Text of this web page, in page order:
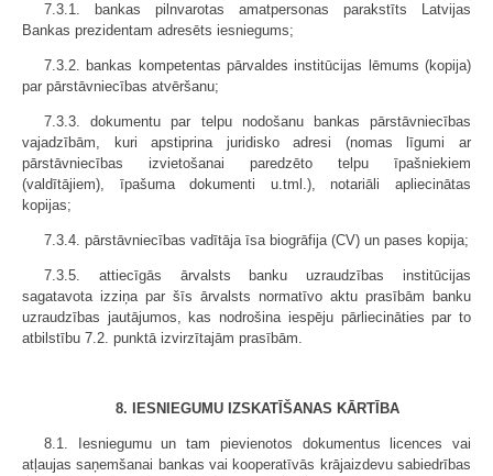
7.3.1. bankas pilnvarotas amatpersonas parakstīts Latvijas
Bankas prezidentam adresēts iesniegums;
7.3.2. bankas kompetentas pārvaldes institūcijas lēmums (kopija)
par pārstāvniecības atvēršanu;
7.3.3. dokumentu par telpu nodošanu bankas pārstāvniecības
vajadzībām, kuri apstiprina juridisko adresi (nomas līgumi ar
pārstāvniecības izvietošanai paredzēto telpu īpašniekiem
(valdītājiem), īpašuma dokumenti u.tml.), notariāli apliecinātas
kopijas;
7.3.4. pārstāvniecības vadītāja īsa biogrāfija (CV) un pases kopija;
7.3.5. attiecīgās ārvalsts banku uzraudzības institūcijas
sagatavota izziņa par šīs ārvalsts normatīvo aktu prasībām banku
uzraudzības jautājumos, kas nodrošina iespēju pārliecināties par to
atbilstību 7.2. punktā izvirzītajām prasībām.
8. IESNIEGUMU IZSKATĪŠANAS KĀRTĪBA
8.1. Iesniegumu un tam pievienotos dokumentus licences vai
atļaujas saņemšanai bankas vai kooperatīvās krājaizdevu sabiedrības